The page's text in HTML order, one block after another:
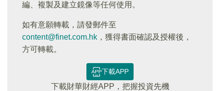
編、複製及建立鏡像等任何使用。
如有意願轉載，請發郵件至
content@finet.com.hk ，獲得書面確認及授權後，
方可轉載。
下載APP
下載財華財經APP，把握投資先機